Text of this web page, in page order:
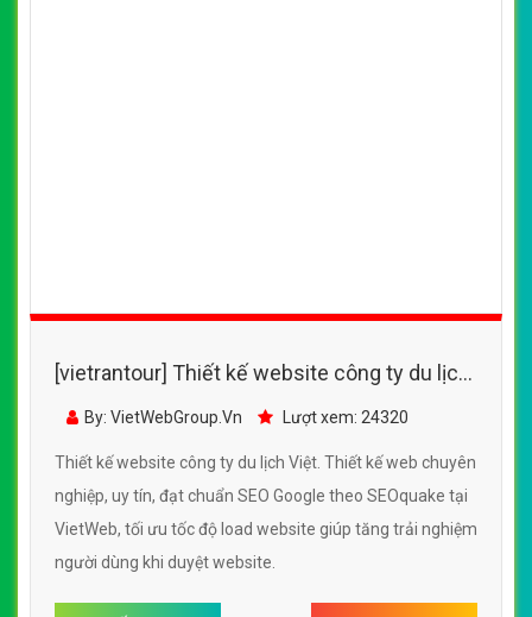
[vietrantour] Thiết kế website công ty du lịch
Việt đẹp, chuyên nghiệp chuẩn SEO
By: VietWebGroup.Vn Lượt xem: 24320
Thiết kế website công ty du lịch Việt. Thiết kế web chuyên
nghiệp, uy tín, đạt chuẩn SEO Google theo SEOquake tại
VietWeb, tối ưu tốc độ load website giúp tăng trải nghiệm
người dùng khi duyệt website.